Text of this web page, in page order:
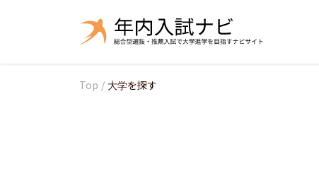
Top / 大学を探す